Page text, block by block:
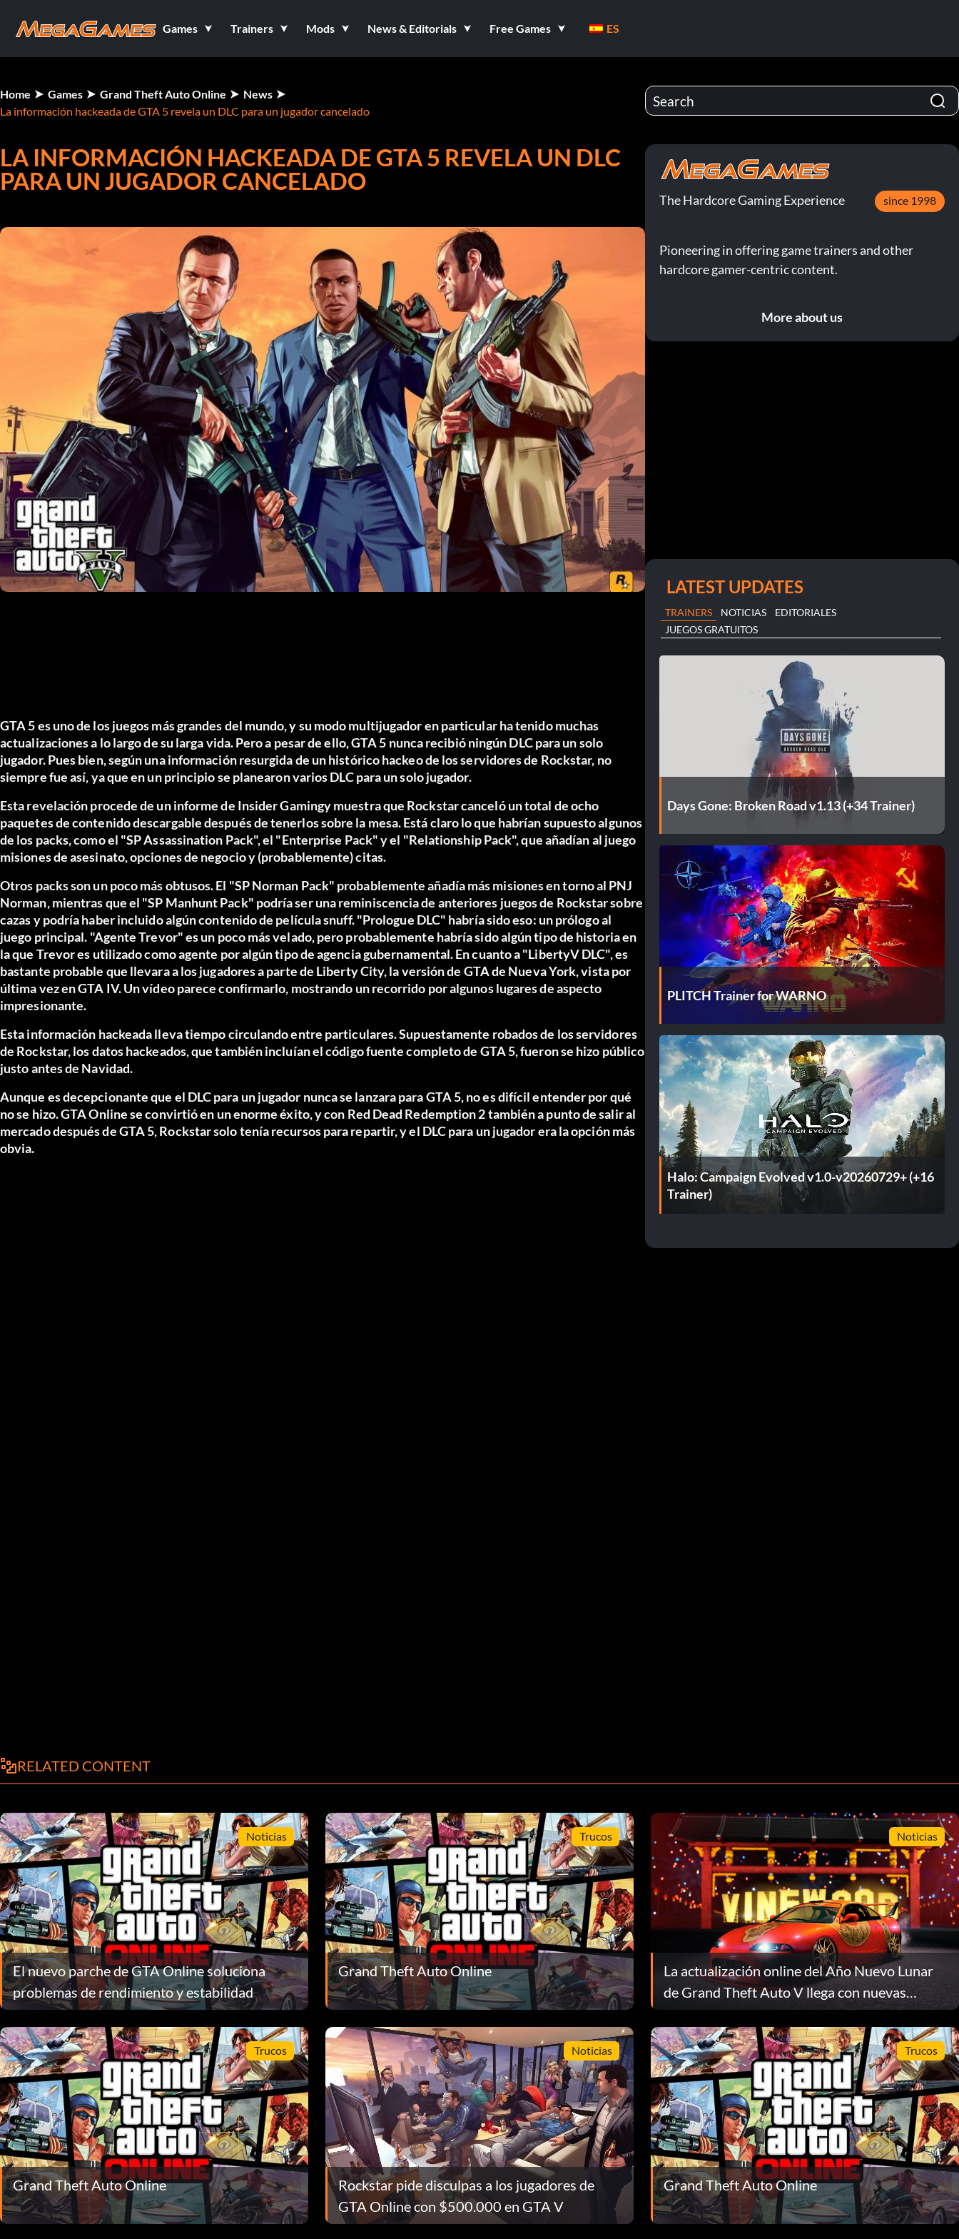
Games Trainers Mods News & Editorials Free Games ES
Home Games Grand Theft Auto Online
News
La información hackeada de GTA 5 revela un DLC para un jugador cancelado
LA INFORMACIÓN HACKEADA DE GTA 5 REVELA UN DLC
PARA UN JUGADOR CANCELADO
GTA 5 es uno de los juegos más grandes del mundo, y su modo multijugador en particular ha tenido muchas
actualizaciones a lo largo de su larga vida. Pero a pesar de ello, GTA 5 nunca recibió ningún DLC para un solo
jugador. Pues bien, según una información resurgida de un histórico hackeo de los servidores de Rockstar, no
siempre fue así, ya que en un principio se planearon varios DLC para un solo jugador.
Esta revelación procede de uninforme de Insider Gamingy muestra que Rockstar canceló un total de ocho
paquetes de contenido descargable después de tenerlos sobre la mesa. Está claro lo que habrían supuesto algunos
de los packs, como el "SP Assassination Pack", el "Enterprise Pack" y el "Relationship Pack", que añadían al juego
misiones de asesinato, opciones de negocio y (probablemente) citas.
Otros packs son un poco más obtusos. El "SP Norman Pack" probablemente añadía más misiones en torno al PNJ
Norman, mientras que el "SP Manhunt Pack" podría ser una reminiscencia de anteriores juegos de Rockstar sobre
cazas y podría haber incluido algún contenido de película snuff. "Prologue DLC" habría sido eso: un prólogo al
juego principal. "Agente Trevor" es un poco más velado, pero probablemente habría sido algún tipo de historia en
la que Trevor es utilizado como agente por algún tipo de agencia gubernamental. En cuanto a "LibertyV DLC", es
bastante probable que llevara a los jugadores a parte de Liberty City, la versión de GTA de Nueva York, vista por
última vez en GTA IV.Un vídeoparece confirmarlo, mostrando un recorrido por algunos lugares de aspecto
impresionante.
Esta información hackeada lleva tiempo circulando entre particulares. Supuestamente robados de los servidores
de Rockstar, los datos hackeados, que también incluían el código fuente completo de GTA 5, fueronse hizo público
justo antes de Navidad.
Aunque es decepcionante que el DLC para un jugador nunca se lanzara para GTA 5, no es difícil entender por qué
no se hizo. GTA Online se convirtió en un enorme éxito, y con Red Dead Redemption 2 también a punto de salir al
mercado después de GTA 5, Rockstar solo tenía recursos para repartir, y el DLC para un jugador era la opción más
obvia.
The Hardcore Gaming Experience since 1998
Pioneering in offering game trainers and other
hardcore gamer-centric content.
More about us
LATEST UPDATES
TRAINERS NOTICIAS
EDITORIALES
JUEGOS GRATUITOS
Days Gone: Broken Road v1.13 (+34 Trainer)
PLITCH Trainer for WARNO
Halo: Campaign Evolved v1.0-v20260729+ (+16
Trainer)
RELATED CONTENT
Noticias
El nuevo parche de GTA Online soluciona
problemas de rendimiento y estabilidad
Trucos
Grand Theft Auto Online
Noticias
La actualización online del Año Nuevo Lunar
de Grand Theft Auto V llega con nuevas
carreras acrobáticas, objetos coleccionables y
mucho más.
Trucos
Grand Theft Auto Online
Noticias
Rockstar pide disculpas a los jugadores de
GTA Online con $500.000 en GTA V
Trucos
Grand Theft Auto Online